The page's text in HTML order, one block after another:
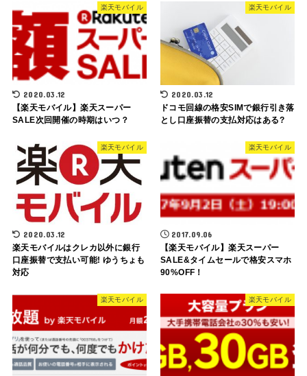
楽天モバイル
2020.03.12
【楽天モバイル】楽天スーパー
SALE次回開催の時期はいつ？
楽天モバイル
2020.03.12
ドコモ回線の格安SIMで銀行引き落
とし口座振替の支払対応はある?
楽天モバイル
2020.03.12
楽天モバイルはクレカ以外に銀行
口座振替で支払い可能! ゆうちょも
対応
楽天モバイル
2017.09.06
【楽天モバイル】楽天スーパー
SALE&タイムセールで格安スマホ
90%OFF！
楽天モバイル 楽天モバイル